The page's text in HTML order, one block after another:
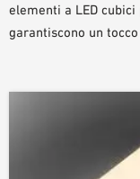
elementi a LED
garantiscono un